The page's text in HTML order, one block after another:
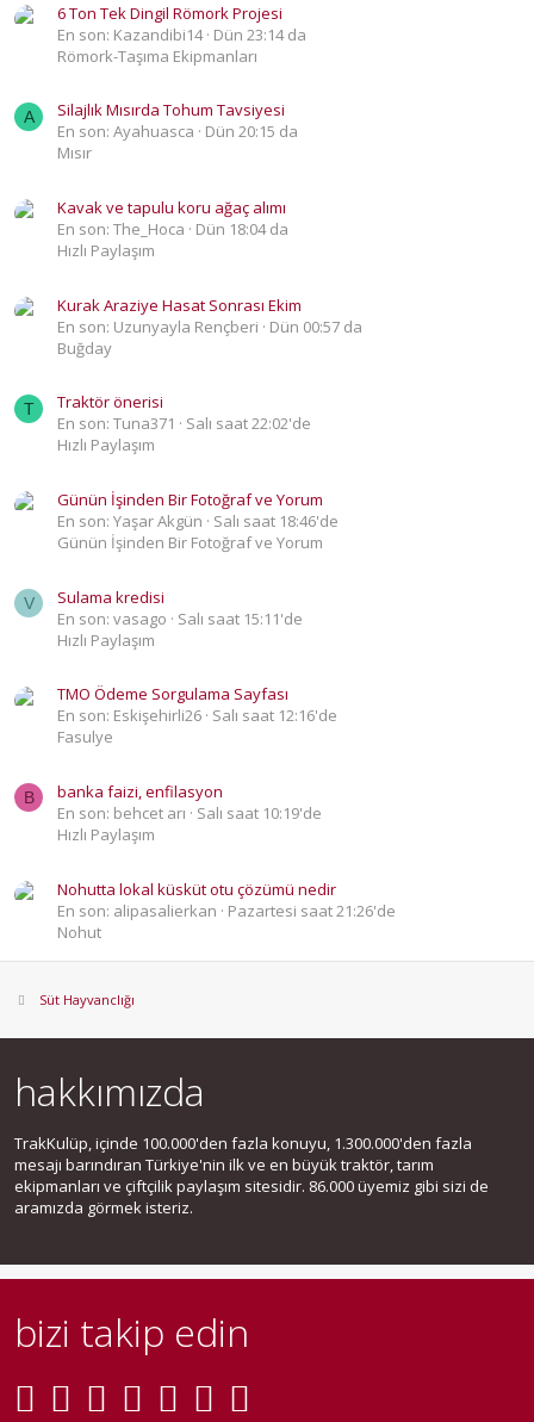
6 Ton Tek Dingil Römork Projesi
En son: Kazandibi14 Dün 23:14 da
Römork-Taşıma Ekipmanları
A
Silajlık Mısırda Tohum Tavsiyesi
En son: Ayahuasca
Dün 20:15 da
Mısır
Kavak ve tapulu koru ağaç alımı
En son: The_Hoca
Dün 18:04 da
Hızlı Paylaşım
Kurak Araziye Hasat Sonrası Ekim
En son: Uzunyayla Rençberi
Dün 00:57 da
Buğday
T
Traktör önerisi
En son: Tuna371
Salı saat 22:02'de
Hızlı Paylaşım
Günün İşinden Bir Fotoğraf ve Yorum
En son: Yaşar Akgün
Salı saat 18:46'de
Günün İşinden Bir Fotoğraf ve Yorum
V
Sulama kredisi
En son: vasago
Salı saat 15:11'de
Hızlı Paylaşım
TMO Ödeme Sorgulama Sayfası
En son: Eskişehirli26 Salı saat 12:16'de
Fasulye
B
banka faizi, enfilasyon
En son: behcet arı
Salı saat 10:19'de
Hızlı Paylaşım
Nohutta lokal küsküt otu çözümü nedir
En son: alipasalierkan
Pazartesi saat 21:26'de
Nohut
Süt Hayvanclığı
hakkımızda
TrakKulüp, içinde 100.000'den fazla konuyu, 1.300.000'den fazla
mesajı barındıran Türkiye'nin ilk ve en büyük traktör, tarım
ekipmanları ve çiftçilik paylaşım sitesidir. 86.000 üyemiz gibi sizi de
aramızda görmek isteriz.
bizi takip edin